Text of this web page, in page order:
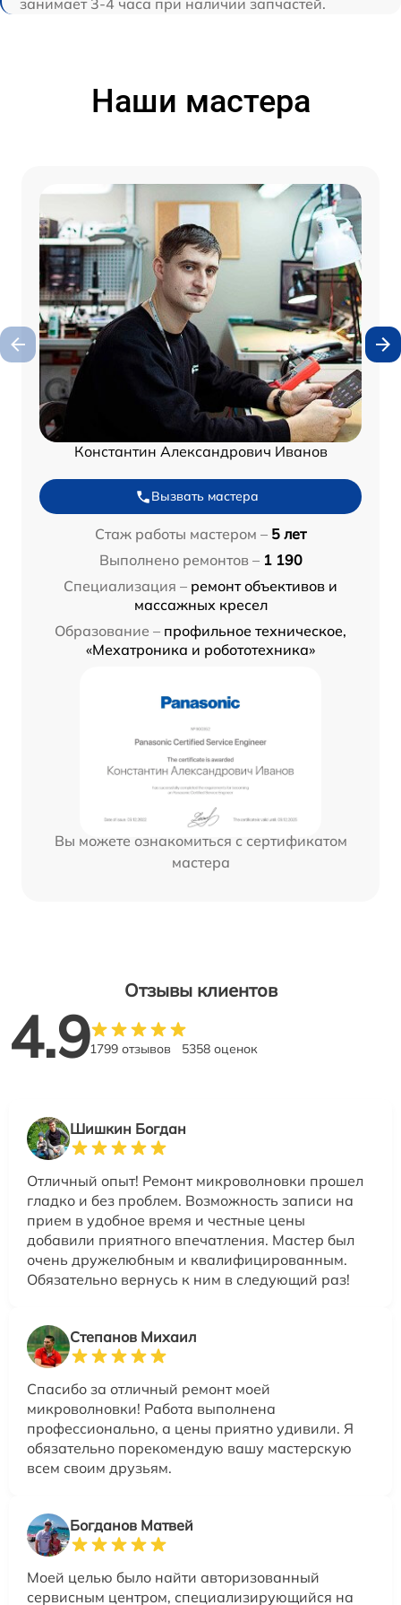
занимает 3-4 часа при наличии запчастей.
Наши мастера
Константин Александрович Иванов
Вызвать мастера
Стаж работы мастером – 5 лет
Выполнено ремонтов – 1 190
Специализация – ремонт объективов и
массажных кресел
Образование – профильное техническое,
«Мехатроника и робототехника»
Вы можете ознакомиться с сертификатом
мастера
Отзывы клиентов
4.91799 отзывов 5358 оценок
Шишкин Богдан
Отличный опыт! Ремонт микроволновки прошел
гладко и без проблем. Возможность записи на
прием в удобное время и честные цены
добавили приятного впечатления. Мастер был
очень дружелюбным и квалифицированным.
Обязательно вернусь к ним в следующий раз!
Степанов Михаил
Спасибо за отличный ремонт моей
микроволновки! Работа выполнена
профессионально, а цены приятно удивили. Я
обязательно порекомендую вашу мастерскую
всем своим друзьям.
Богданов Матвей
Моей целью было найти авторизованный
сервисным центром, специализирующийся на